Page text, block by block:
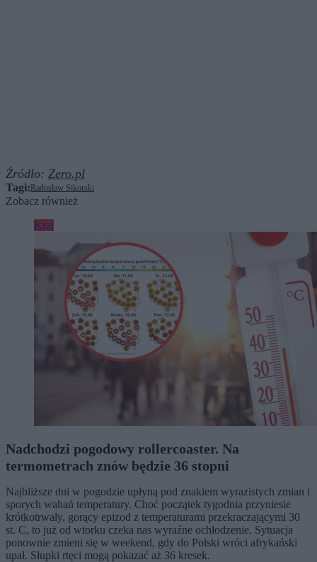
Źródło: Zero.pl
Tagi: Radosław Sikorski
Zobacz również
Kraj
Nadchodzi pogodowy rollercoaster. Na
termometrach znów będzie 36 stopni
Najbliższe dni w pogodzie upłyną pod znakiem wyrazistych zmian i
sporych wahań temperatury. Choć początek tygodnia przyniesie
krótkotrwały, gorący epizod z temperaturami przekraczającymi 30
st. C, to już od wtorku czeka nas wyraźne ochłodzenie. Sytuacja
ponownie zmieni się w weekend, gdy do Polski wróci afrykański
upał. Słupki rtęci mogą pokazać aż 36 kresek.